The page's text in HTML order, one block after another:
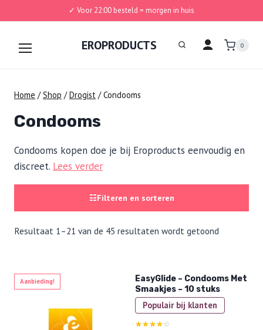
✓ Voor 22:00 besteld = morgen in huis
EROPRODUCTS 0
Home / Shop / Drogist / Condooms
Condooms
Condooms kopen doe je bij Eroproducts eenvoudig en
discreet. Lees verder
☷Filteren en sorteren
Resultaat 1–21 van de 45 resultaten wordt getoond
Aanbieding!
EasyGlide – Condooms Met
Smaakjes – 10 stuks
Populair bij klanten